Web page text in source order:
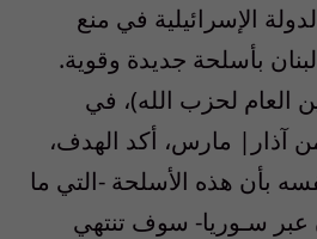
الإسرائيلية في منع
بأسلحة جديدة وقوية.
العام لحزب الله)، في
آذار| مارس، أكد الهدف،
بأن هذه الأسلحة -التي ما
سـوريا- سوف تنتهي